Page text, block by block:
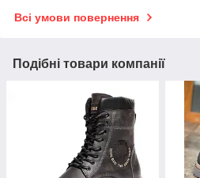
Всі умови повернення
Подібні товари компанії